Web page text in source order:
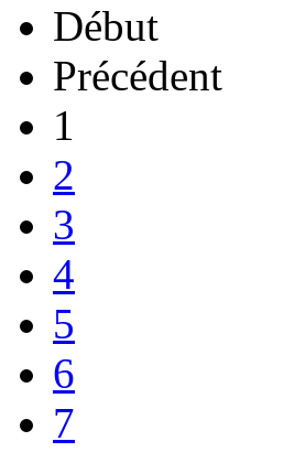
Début
Précédent
1
2
3
4
5
6
7